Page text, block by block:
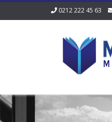
0212 222 45 63